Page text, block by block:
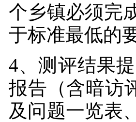
个乡镇必须完
于标准最低的
4、测评结果
报告（含暗访
及问题一览表